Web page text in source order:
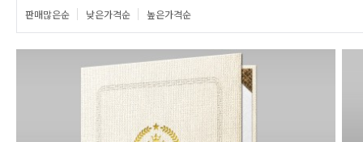
판매많은순 낮은가격순 높은가격순